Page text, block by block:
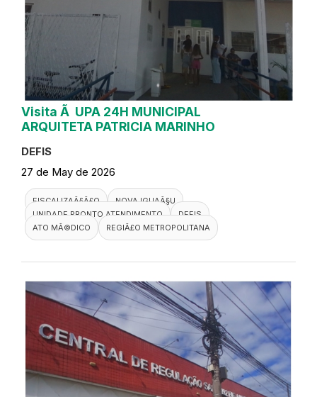
Visita Ã UPA 24H MUNICIPAL
ARQUITETA PATRICIA MARINHO
DEFIS
27 de May de 2026
FISCALIZAÃ§Ã£O
NOVA IGUAÃ§U
UNIDADE PRONTO ATENDIMENTO
DEFIS
ATO MÃ©DICO
REGIÃ£O METROPOLITANA